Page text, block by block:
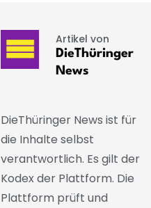
Artikel von
DieThüringer
News
DieThüringer News ist für
die Inhalte selbst
verantwortlich. Es gilt der
Kodex der Plattform. Die
Plattform prüft und